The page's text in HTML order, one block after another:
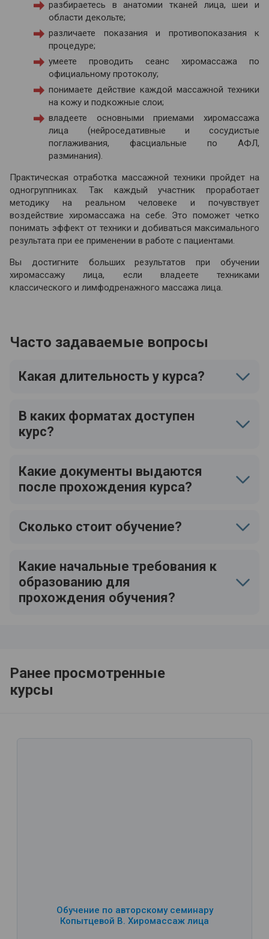
разбираетесь в анатомии тканей лица, шеи и
области декольте;
различаете показания и противопоказания к
процедуре;
умеете проводить сеанс хиромассажа по
официальному протоколу;
понимаете действие каждой массажной техники
на кожу и подкожные слои;
владеете основными приемами хиромассажа
лица (нейроседативные и сосудистые
поглаживания, фасциальные по АФЛ,
разминания).
Практическая отработка массажной техники пройдет на
одногруппниках. Так каждый участник проработает
методику на реальном человеке и почувствует
воздействие хиромассажа на себе. Это поможет четко
понимать эффект от техники и добиваться максимального
результата при ее применении в работе с пациентами.
Вы достигните больших результатов при обучении
хиромассажу лица, если владеете техниками
классического и лимфодренажного массажа лица.
Часто задаваемые вопросы
Какая длительность у курса?
В каких форматах доступен
курс?
Какие документы выдаются
после прохождения курса?
Сколько стоит обучение?
Какие начальные требования к
образованию для
прохождения обучения?
Ранее просмотренные
курсы
Обучение по авторскому семинару
Копытцевой В. Хиромассаж лица